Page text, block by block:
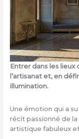
Entrer dans les lieux
l’artisanat et, en
illumination.
Une émotion qui a
récit passionné de
artistique fabuleux